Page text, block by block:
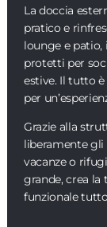
La doccia
pratico e
lounge e patio,
protetti per
estive. Il tutto
per
Grazie alla
liberamente gli
vacanze o
grande, crea la
funzionale tutto